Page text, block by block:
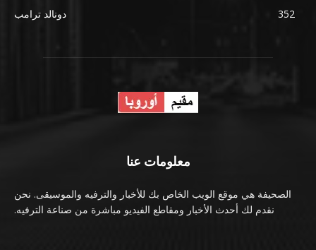
دونالد ترامب
352
معلومات عنا
الصحيفة هي موقع الويب الخاص بك للأخبار والترفيه والموسيقى. نحن
نقدم لك أحدث الأخبار ومقاطع الفيديو مباشرة من صناعة الترفيه.